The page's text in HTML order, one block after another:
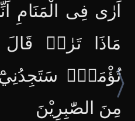
اَرٰى فِى الْمَنَامِ
مَاذَا تَرٰىۗ قَالَ
تُؤْمَرُۖ
مِنَ الصّٰبِرِيْنَ